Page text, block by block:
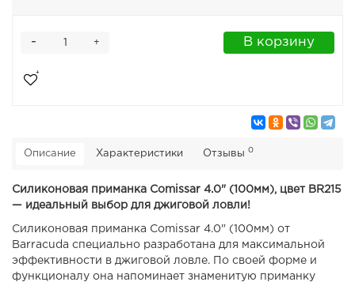
+
- В корзину
Описание Характеристики Отзывы 0
Силиконовая приманка Comissar 4.0" (100мм), цвет BR215
— идеальный выбор для джиговой ловли!
Силиконовая приманка Comissar 4.0" (100мм) от
Barracuda специально разработана для максимальной
эффективности в джиговой ловле. По своей форме и
функционалу она напоминает знаменитую приманку